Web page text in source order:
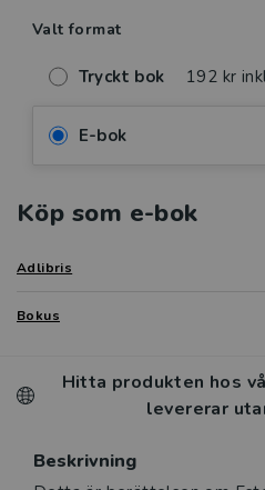
Valt format
Tryckt bok 192 kr
E-bok
Köp som e-bok
Adlibris
Bokus
Hitta produkten hos
levererar
Beskrivning